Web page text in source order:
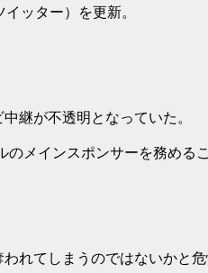
ッター）を更新。
継が不透明となっていた。
メインスポンサーを務める
れてしまうのではないかと危